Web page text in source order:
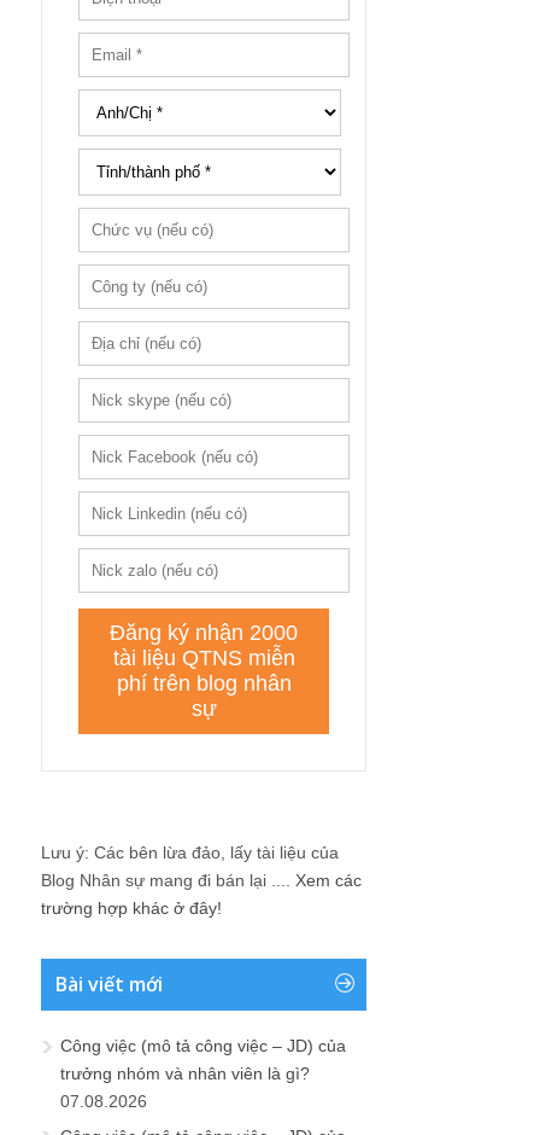
Lưu ý: Các bên lừa đảo, lấy tài liệu của
Blog Nhân sự mang đi bán lại .... Xem các
trường hợp khác ở đây!
Bài viết mới
Công việc (mô tả công việc – JD) của
trưởng nhóm và nhân viên là gì?
07.08.2026